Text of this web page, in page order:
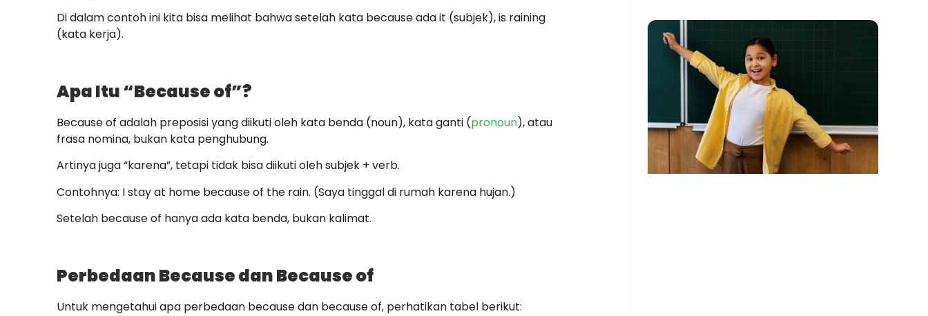
Di dalam contoh ini kita bisa melihat bahwa setelah kata because ada it (subjek), is raining
(kata kerja).
Apa Itu “Because of”?
Because of adalah preposisi yang diikuti oleh kata benda (noun), kata ganti (pronoun), atau
frasa nomina, bukan kata penghubung.
Artinya juga “karena”, tetapi tidak bisa diikuti oleh subjek + verb.
Contohnya: I stay at home because of the rain. (Saya tinggal di rumah karena hujan.)
Setelah because of hanya ada kata benda, bukan kalimat.
Perbedaan Because dan Because of
Untuk mengetahui apa perbedaan because dan because of, perhatikan tabel berikut: